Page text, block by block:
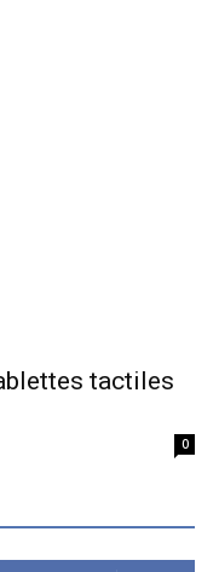
tactiles
0